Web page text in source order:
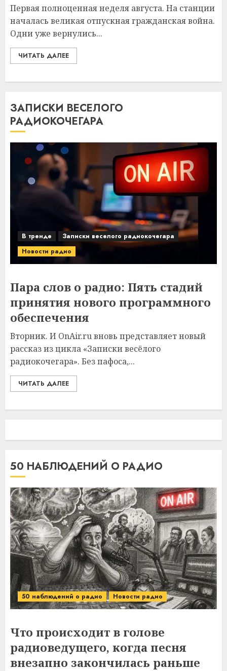
Первая полноценная неделя августа. На станции
началась великая отпускная гражданская война.
Одни уже вернулись...
ЧИТАТЬ ДАЛЕЕ
ЗАПИСКИ ВЕСЕЛОГО
РАДИОКОЧЕГАРА
В тренде
Записки веселого радиокочегара
Новости радио
Пара слов о радио: Пять стадий
принятия нового программного
обеспечения
Вторник. И OnAir.ru вновь представляет новый
рассказ из цикла «Записки весёлого
радиокочегара». Без пафоса,...
ЧИТАТЬ ДАЛЕЕ
50 НАБЛЮДЕНИЙ О РАДИО
50 наблюдений о радио Новости радио
Что происходит в голове
радиоведущего, когда песня
внезапно закончилась раньше